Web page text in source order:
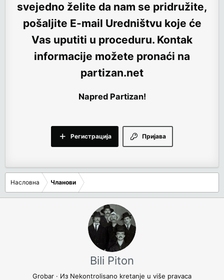
svejedno želite da nam se pridružite,
pošaljite E-mail Uredništvu koje će
Vas uputiti u proceduru. Kontak
informacije možete pronaći na
partizan.net
Napred Partizan!
Пријава
Регистрација
Насловна Чланови
Bili Piton
Grobar · Из Nekontrolisano kretanje u više pravaca